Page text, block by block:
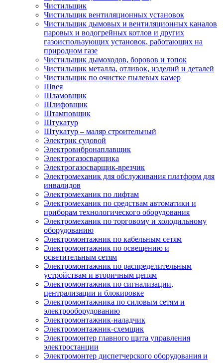
Чистильщик
Чистильщик вентиляционных установок
Чистильщик дымовых и вентиляционных каналов
паровых и водогрейных котлов и других
газоиспользующих установок, работающих на
природном газе
Чистильщик дымоходов, боровов и топок
Чистильщик металла, отливок, изделий и деталей
Чистильщик по очистке пылевых камер
Швея
Шламовщик
Шлифовщик
Штамповщик
Штукатур
Штукатур – маляр строительный
Электрик судовой
Электровибронаплавщик
Электрогазосварщика
Электрогазосварщик-врезчик
Электромеханик для обслуживания платформ для
инвалидов
Электромеханик по лифтам
Электромеханик по средствам автоматики и
приборам технологического оборудования
Электромеханик по торговому и холодильному
оборудованию
Электромонтажник по кабельным сетям
Электромонтажник по освещению и
осветительным сетям
Электромонтажник по распределительным
устройствам и вторичным цепям
Электромонтажник по сигнализации,
централизации и блокировке
Электромонтажника по силовым сетям и
электрооборудованию
Электромонтажник-наладчик
Электромонтажник-схемщик
Электромонтер главного щита управления
электростанции
Электромонтер диспетчерского оборудования и